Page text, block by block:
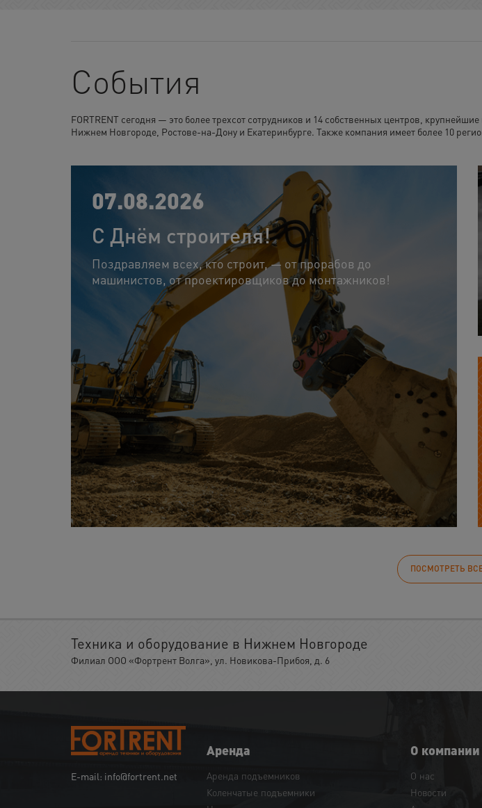
События
FORTRENT сегодня — это более трехсот сотрудников и 14 собственных центров,
Нижнем Новгороде, Ростове-на-Дону и Екатеринбурге. Также компания имеет более 10
07.08.2026
С Днём строителя!
Поздравляем всех, кто строит, — от прорабов до
машинистов, от проектировщиков до монтажников!
ПОСМОТРЕТЬ
Техника и оборудование в Нижнем Новгороде
Филиал ООО «Фортрент Волга», ул. Новикова-Прибоя, д. 6
E-mail: info@fortrent.net
Аренда
Аренда подъемников
Коленчатые подъемники
О компании
О нас
Новости